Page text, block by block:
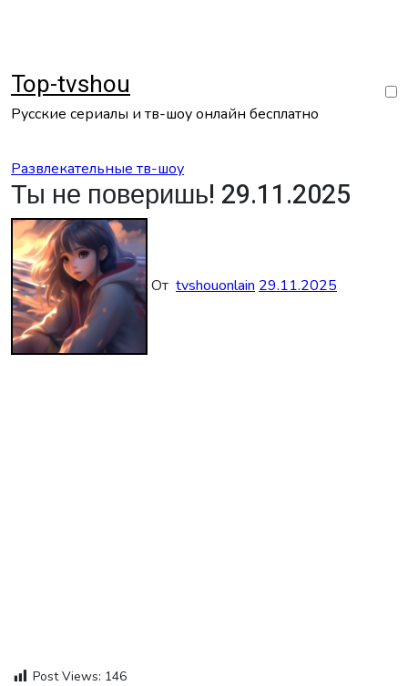
Top-tvshou
Русские сериалы и тв-шоу онлайн бесплатно
Развлекательные тв-шоу
Ты не поверишь! 29.11.2025
От tvshouonlain 29.11.2025
Post Views: 146